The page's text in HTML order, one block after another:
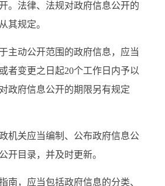
。法律、法规对政府信息公开的
其规定。
动公开范围的政府信息，应当
者变更之日起20个工作日内予以
政府信息公开的期限另有规定
关应当编制、公布政府信息公
开目录，并及时更新。
，应当包括政府信息的分类、